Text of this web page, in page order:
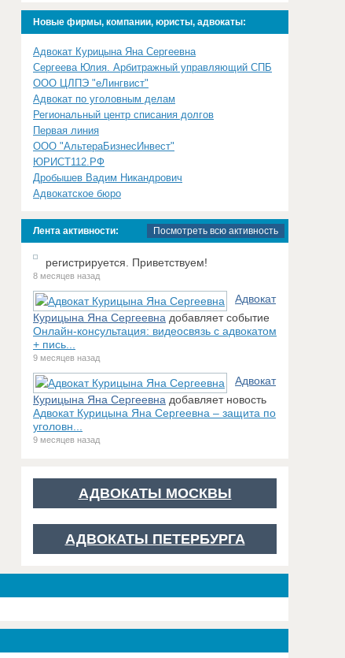
Новые фирмы, компании, юристы, адвокаты:
Адвокат Курицына Яна Сергеевна
Сергеева Юлия. Арбитражный управляющий СПБ
ООО ЦЛПЭ "еЛингвист"
Адвокат по уголовным делам
Региональный центр списания долгов
Первая линия
ООО "АльтераБизнесИнвест"
ЮРИСТ112.РФ
Дробышев Вадим Никандрович
Адвокатское бюро
Лента активности: Посмотреть всю активность
регистрируется. Приветствуем!
8 месяцев назад
Адвокат
Курицына Яна Сергеевна добавляет событие
Онлайн-консультация: видеосвязь с адвокатом
+ пись...
9 месяцев назад
Адвокат
Курицына Яна Сергеевна добавляет новость
Адвокат Курицына Яна Сергеевна – защита по
уголовн...
9 месяцев назад
АДВОКАТЫ МОСКВЫ
АДВОКАТЫ ПЕТЕРБУРГА